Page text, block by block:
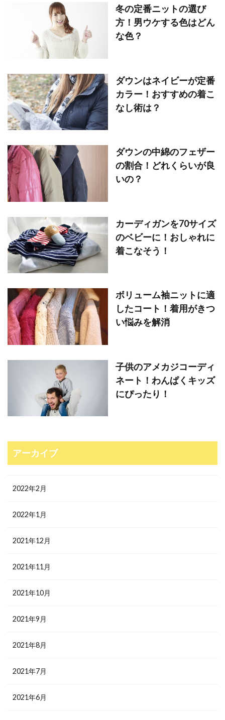
冬の定番ニットの選び
方！男ウケする色はどん
な色？
ダウンはネイビーが定番
カラー！おすすめの着こ
なし術は？
ダウンの中綿のフェザー
の割合！どれくらいが良
いの？
カーディガンを70サイズ
のベビーに！おしゃれに
着こなそう！
ボリューム袖ニットに適
したコート！着用がきつ
い悩みを解消
子供のアメカジコーディ
ネート！わんぱくキッズ
にぴったり！
アーカイブ
2022年2月
2022年1月
2021年12月
2021年11月
2021年10月
2021年9月
2021年8月
2021年7月
2021年6月